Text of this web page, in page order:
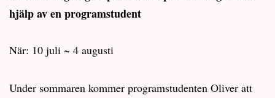
hjälp av en programstudent
När: 10 juli ~ 4 augusti
Under sommaren kommer programstudenten Oliver att